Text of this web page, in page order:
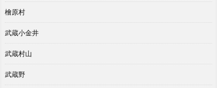
檜原村
武蔵小金井
武蔵村山
武蔵野